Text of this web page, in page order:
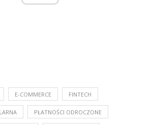
E-COMMERCE FINTECH
PŁATNOŚCI ODROCZONE